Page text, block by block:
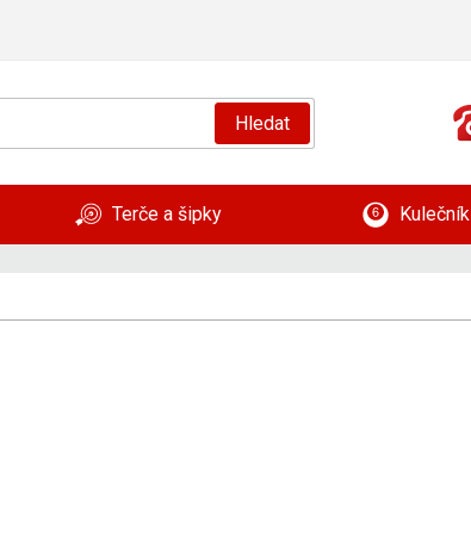
Hledat
Terče a šipky Kulečník